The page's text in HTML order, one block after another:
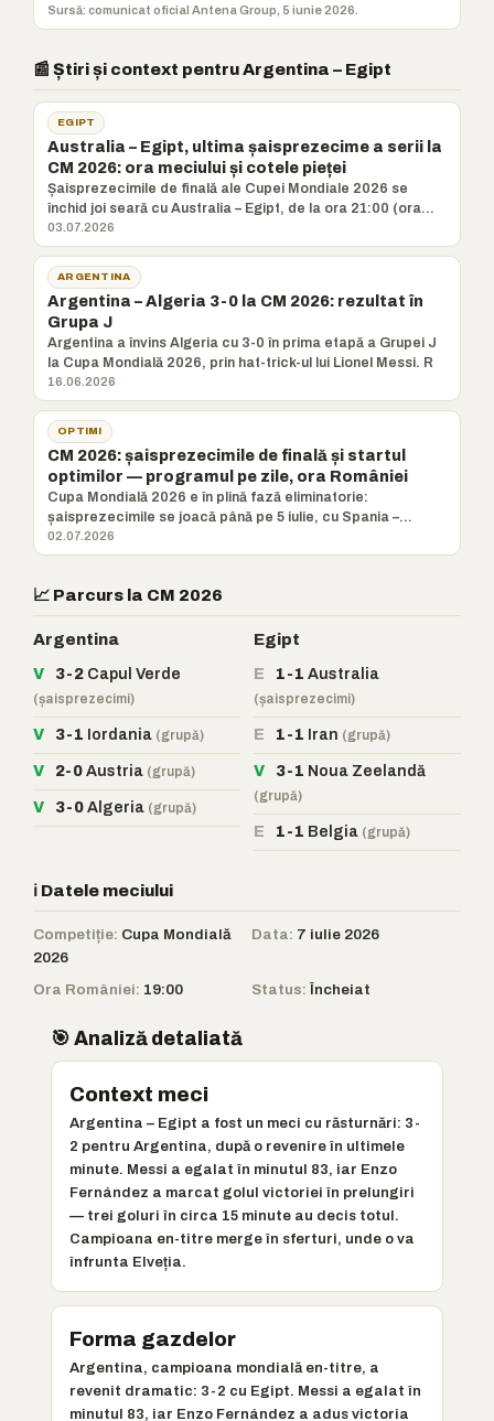
Sursă: comunicat oficial Antena Group, 5 iunie 2026.
📰 Știri și context pentru Argentina – Egipt
EGIPT
Australia – Egipt, ultima șaisprezecime a serii la
CM 2026: ora meciului și cotele pieței
Șaisprezecimile de finală ale Cupei Mondiale 2026 se
închid joi seară cu Australia – Egipt, de la ora 21:00 (ora
Românie
03.07.2026
ARGENTINA
Argentina – Algeria 3-0 la CM 2026: rezultat în
Grupa J
Argentina a învins Algeria cu 3-0 în prima etapă a Grupei J
la Cupa Mondială 2026, prin hat-trick-ul lui Lionel Messi. R
16.06.2026
OPTIMI
CM 2026: șaisprezecimile de finală și startul
optimilor — programul pe zile, ora României
Cupa Mondială 2026 e în plină fază eliminatorie:
șaisprezecimile se joacă până pe 5 iulie, cu Spania –
Austria, Canada –
02.07.2026
📈 Parcurs la CM 2026
Argentina
V 3-2Capul Verde
(șaisprezecimi)
V 3-1 Iordania (grupă)
V 2-0Austria (grupă)
V 3-0Algeria (grupă)
Egipt
E 1-1 Australia
(șaisprezecimi)
E 1-1 Iran (grupă)
V 3-1 Noua Zeelandă
(grupă)
E 1-1 Belgia (grupă)
ℹ️ Datele meciului
Competiție: Cupa Mondială
2026
Data: 7 iulie 2026
Ora României: 19:00 Status: Încheiat
🎯 Analiză detaliată
Context meci
Argentina – Egipt a fost un meci cu răsturnări: 3-
2 pentru Argentina, după o revenire în ultimele
minute. Messi a egalat în minutul 83, iar Enzo
Fernández a marcat golul victoriei în prelungiri
— trei goluri în circa 15 minute au decis totul.
Campioana en-titre merge în sferturi, unde o va
înfrunta Elveția.
Forma gazdelor
Argentina, campioana mondială en-titre, a
revenit dramatic: 3-2 cu Egipt. Messi a egalat în
minutul 83, iar Enzo Fernández a adus victoria